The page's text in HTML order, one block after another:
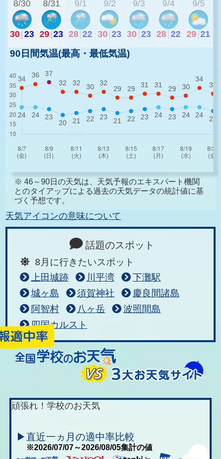
8/30
30 23
8/31
29 23
9/1
28 22
9/2
30 23
9/3
30 23
9/4
28 22
9/5
29 21
90日間気温(最高・最低気温)
※ 46～90日の天気は、天気予報のエキスパート機関
とのタイアップによる過去の天気データの統計値に基
づく予想です。
天気アイコンの意味について
話題のスポット
8月に行きたいスポット
上田城跡
川平湾
下灘駅
城ヶ島
須賀神社
慶良間諸島
阿智村
八ヶ岳
波照間島
四国カルスト
頑張れ！学校のお天気
▶直近一ヵ月の適中率比較
※2026/07/07～2026/08/05集計の値